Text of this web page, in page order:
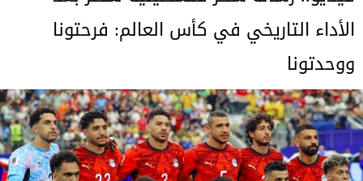
الأداء التاريخي في كأس العالم: فرحتونا
ووحدتونا